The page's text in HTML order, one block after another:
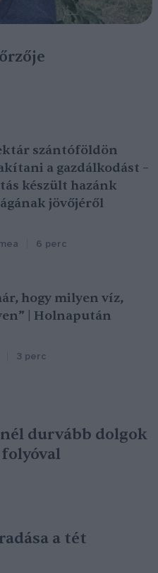
szántóföldön
a gazdálkodást –
készült hazánk
jövőjéről
6 perc
hogy milyen víz,
| Holnapután
3 perc
durvább dolgok
a tét